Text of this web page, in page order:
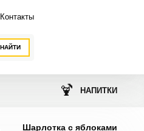
НАЙТИ
Контакты
🍹 НАПИТКИ
Шарлотка с яблоками